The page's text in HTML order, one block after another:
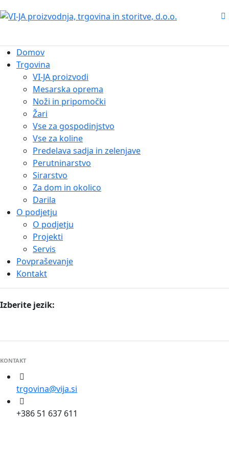
Domov
Trgovina
VI-JA proizvodi
Mesarska oprema
Noži in pripomočki
Žari
Vse za gospodinjstvo
Vse za koline
Predelava sadja in zelenjave
Perutninarstvo
Sirarstvo
Za dom in okolico
Darila
O podjetju
O podjetju
Projekti
Servis
Povpraševanje
Kontakt
Izberite jezik:
KONTAKT
trgovina@vija.si
+386 51 637 611